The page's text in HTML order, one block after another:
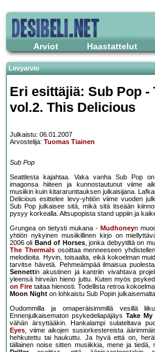
Arviot Haastattelut
Levyarvio
Eri esittäjiä: Sub Pop -
vol.2. This Delicious
Julkaistu: 06.01.2007
Arvostelija: Tuomas Tiainen
Sub Pop
Seattlesta kajahtaa. Vaka vanha Sub Pop
imagonsa hiiteen ja kunnostautunut viime
musiikin kuin kitararunttauksen julkaisijana.
Delicious esittelee levy-yhtiön viime vuoden
Sub Pop julkaisee sitä, mikä sitä itseään
pysyy korkealla. Altsupopista stand uppiin ja
Grungea on tietysti mukana - Mudhoneyn
yhtiön nykyinen musiikillinen kirjo on
2006 oli Band of Horses, jonka debyytiltä on
The Thermalsosoittaa menneeseen
melodioita. Hyvin, toisaalta, eikä kokoelman
tarvitse hävetä. Pehmeämpää ilmaisua
Sennettin akustinen ja kantriin vivahtava
yleensä hirveän hieno juttu. Kuten myös
on Fire taitaa hienosti. Todellista retroa
Moon Night on lohkaistu Sub Popin
Oudommilla ja omaperäisimmillä vesillä
Ennenjulkaisematon psykedeliapäjäysTake
vähän ärsyttääkin. Hankalampi sulateltava
Eyes, viime aikojen susiorkestereista
hehkutettu tai haukuttu. Ja hyvä että on,
tällainen noise sitten musiikkia, mene ja tiedä,